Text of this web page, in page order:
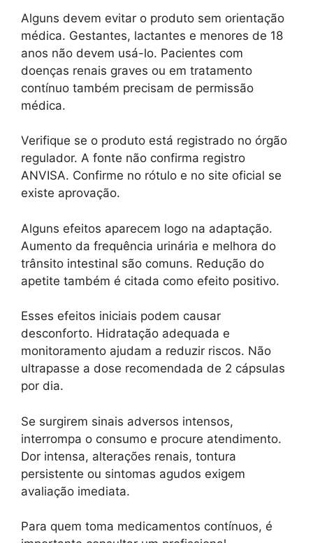
Alguns devem evitar o produto sem orientação
médica. Gestantes, lactantes e menores de 18
anos não devem usá-lo. Pacientes com
doenças renais graves ou em tratamento
contínuo também precisam de permissão
médica.
Verifique se o produto está registrado no órgão
regulador. A fonte não confirma registro
ANVISA. Confirme no rótulo e no site oficial se
existe aprovação.
Alguns efeitos aparecem logo na adaptação.
Aumento da frequência urinária e melhora do
trânsito intestinal são comuns. Redução do
apetite também é citada como efeito positivo.
Esses efeitos iniciais podem causar
desconforto. Hidratação adequada e
monitoramento ajudam a reduzir riscos. Não
ultrapasse a dose recomendada de 2 cápsulas
por dia.
Se surgirem sinais adversos intensos,
interrompa o consumo e procure atendimento.
Dor intensa, alterações renais, tontura
persistente ou sintomas agudos exigem
avaliação imediata.
Para quem toma medicamentos contínuos, é